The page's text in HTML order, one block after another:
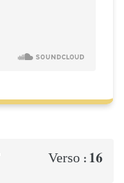
Verso : 16